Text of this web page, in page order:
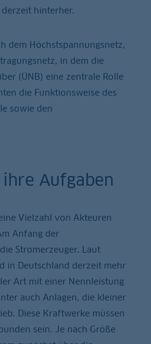
hinterher.
dem Höchstspannungsnetz,
in dem die
(ÜNB) eine zentrale Rolle
die Funktionsweise des
sowie den
Aufgaben
Vielzahl von Akteuren
Anfang der
Stromerzeuger. Laut
in Deutschland derzeit mehr
Art mit einer Nennleistung
auch Anlagen, die kleiner
Diese Kraftwerke müssen
sein. Je nach Größe